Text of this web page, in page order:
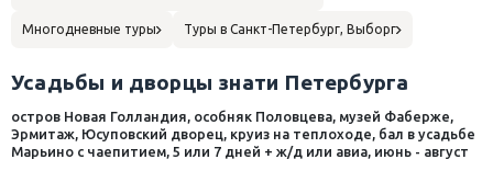
Многодневные туры Туры в Санкт-Петербург, Выборг
Усадьбы и дворцы знати Петербурга
остров Новая Голландия, особняк Половцева, музей Фаберже,
Эрмитаж, Юсуповский дворец, круиз на теплоходе, бал в усадьбе
Марьино с чаепитием, 5 или 7 дней + ж/д или авиа, июнь - август